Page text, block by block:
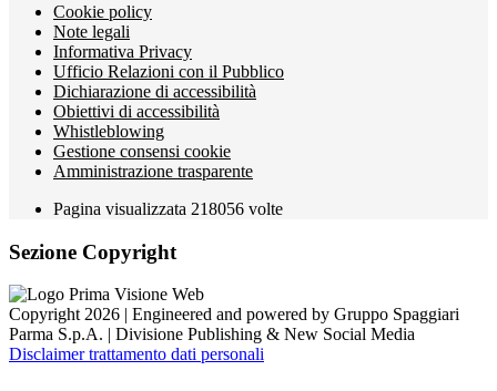
Cookie policy
Note legali
Informativa Privacy
Ufficio Relazioni con il Pubblico
Dichiarazione di accessibilità
Obiettivi di accessibilità
Whistleblowing
Gestione consensi cookie
Amministrazione trasparente
Pagina visualizzata 218056 volte
Sezione Copyright
Copyright 2026 | Engineered and powered by Gruppo Spaggiari
Parma S.p.A. | Divisione Publishing & New Social Media
Disclaimer trattamento dati personali